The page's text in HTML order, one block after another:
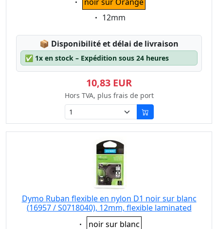
Eigenschaft:
12mm
📦 Lagerstatus:
Disponibilité et délai de livraison
✅ 1x en stock – Expédition sous 24 heures
10,83 EUR
Hors TVA, plus frais de port
Dymo Ruban flexible en nylon D1 noir sur blanc
(16957 / S0718040), 12mm, flexible laminated
Eigenschaft:
noir sur blanc